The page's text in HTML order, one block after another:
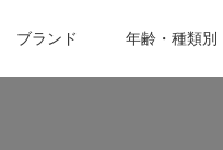
ブランド 年齢・種類別